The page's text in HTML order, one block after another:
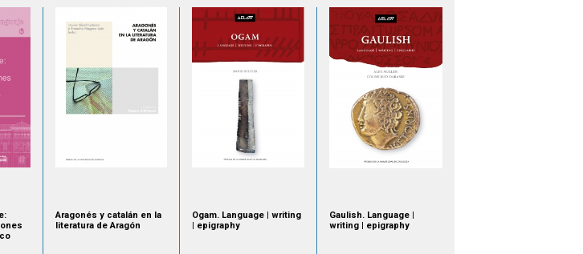
Aragonés y catalán en la
literatura de Aragón
Ogam. Language | writing
| epigraphy
Gaulish. Language |
writing | epigraphy